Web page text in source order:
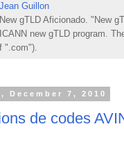
Jean Guillon
New gTLD Aficionado. "New
ICANN new gTLD program.
".com").
December 7, 2010
de codes